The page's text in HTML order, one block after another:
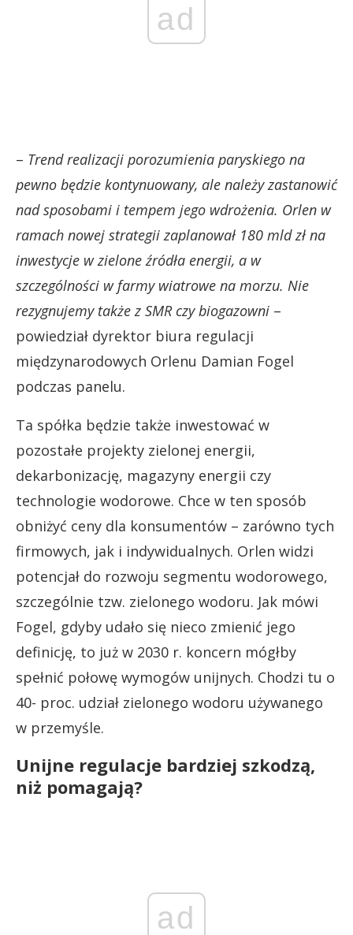
ad
– Trend realizacji porozumienia paryskiego na
pewno będzie kontynuowany, ale należy zastanowić
nad sposobami i tempem jego wdrożenia. Orlen w
ramach nowej strategii zaplanował 180 mld zł na
inwestycje w zielone źródła energii, a w
szczególności w farmy wiatrowe na morzu. Nie
rezygnujemy także z SMR czy biogazowni –
powiedział dyrektor biura regulacji
międzynarodowych Orlenu Damian Fogel
podczas panelu.
Ta spółka będzie także inwestować w
pozostałe projekty zielonej energii,
dekarbonizację, magazyny energii czy
technologie wodorowe. Chce w ten sposób
obniżyć ceny dla konsumentów – zarówno tych
firmowych, jak i indywidualnych. Orlen widzi
potencjał do rozwoju segmentu wodorowego,
szczególnie tzw. zielonego wodoru. Jak mówi
Fogel, gdyby udało się nieco zmienić jego
definicję, to już w 2030 r. koncern mógłby
spełnić połowę wymogów unijnych. Chodzi tu o
40- proc. udział zielonego wodoru używanego
w przemyśle.
Unijne regulacje bardziej szkodzą,
niż pomagają?
ad